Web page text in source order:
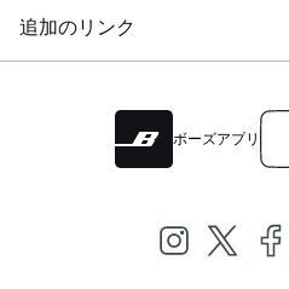
追加のリンク
ボーズアプリ